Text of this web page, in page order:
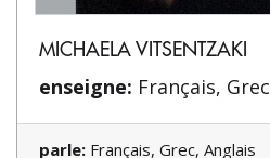
MICHAELA VITSENTZAKI
enseigne: Français, Grec
parle: Français, Grec, Anglais